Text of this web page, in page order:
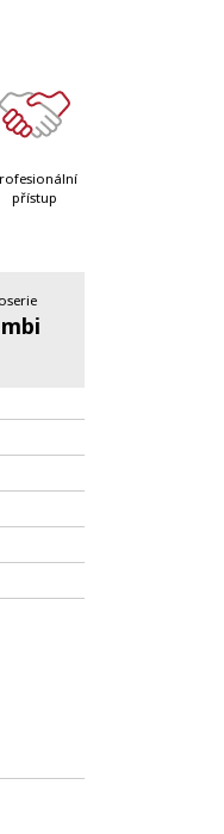
přístup